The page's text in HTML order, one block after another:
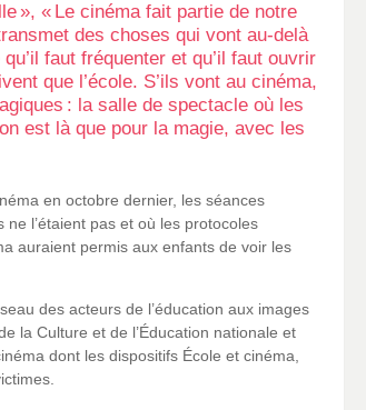
», « Le cinéma fait partie de notre
des choses qui vont au-delà
faut fréquenter et qu’il faut ouvrir
que l’école. S’ils vont au cinéma,
: la salle de spectacle où les
est là que pour la magie, avec les
en octobre dernier, les séances
l’étaient pas et où les protocoles
auraient permis aux enfants de voir les
des acteurs de l’éducation aux images
la Culture et de l’Éducation nationale et
dont les dispositifs École et cinéma,